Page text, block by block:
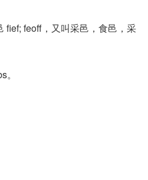
fief; feoff，又叫采邑，食邑，采